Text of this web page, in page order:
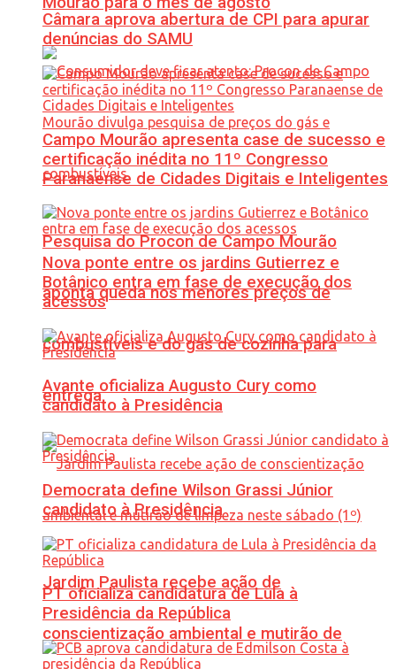
Pesquisa do Procon de Campo Mourão
aponta queda nos menores preços de
combustíveis e do gás de cozinha para
entrega
Jardim Paulista recebe ação de
conscientização ambiental e mutirão de
Câmara aprova abertura de CPI para apurar
denúncias do SAMU
Campo Mourão apresenta case de sucesso e
certificação inédita no 11º Congresso
Paranaense de Cidades Digitais e Inteligentes
Nova ponte entre os jardins Gutierrez e
Botânico entra em fase de execução dos
acessos
Avante oficializa Augusto Cury como
candidato à Presidência
Democrata define Wilson Grassi Júnior
candidato à Presidência
PT oficializa candidatura de Lula à
Presidência da República